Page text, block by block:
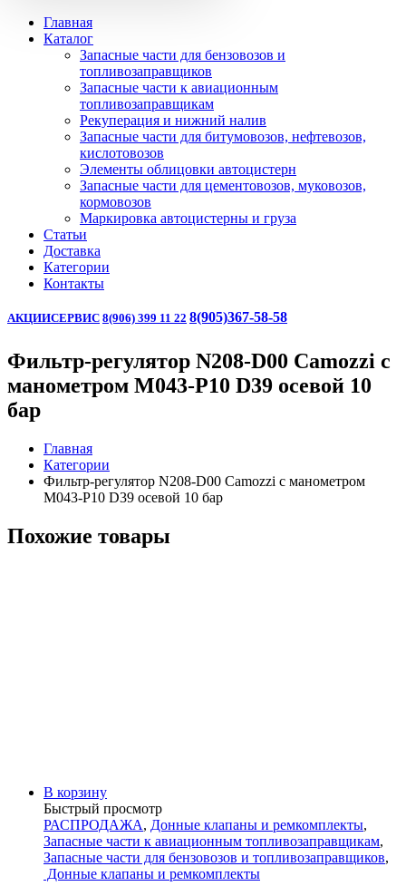
Главная
Каталог
Запасные части для бензовозов и
топливозаправщиков
Запасные части к авиационным
топливозаправщикам
Рекуперация и нижний налив
Запасные части для битумовозов, нефтевозов,
кислотовозов
Элементы облицовки автоцистерн
Запасные части для цементовозов, муковозов,
кормовозов
Маркировка автоцистерны и груза
Статьи
Доставка
Категории
Контакты
АКЦИИСЕРВИС 8(906) 399 11 22 8(905)367-58-58
Фильтр-регулятор N208-D00 Camozzi с
манометром М043-Р10 D39 осевой 10
бар
Главная
Категории
Фильтр-регулятор N208-D00 Camozzi с манометром
М043-Р10 D39 осевой 10 бар
Похожие товары
В корзину
Быстрый просмотр
РАСПРОДАЖА, Донные клапаны и ремкомплекты,
Запасные части к авиационным топливозаправщикам,
Запасные части для бензовозов и топливозаправщиков,
Донные клапаны и ремкомплекты